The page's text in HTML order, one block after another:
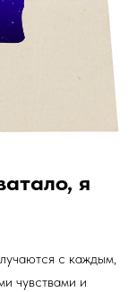
я
с каждым,
чувствами и